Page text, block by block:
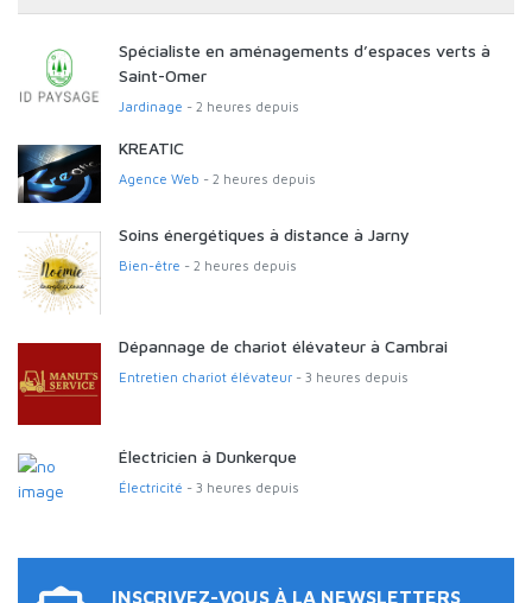
Spécialiste en aménagements d’espaces verts à
Saint-Omer
Jardinage - 2 heures depuis
KREATIC
Agence Web - 2 heures depuis
Soins énergétiques à distance à Jarny
Bien-être - 2 heures depuis
Dépannage de chariot élévateur à Cambrai
Entretien chariot élévateur- 3 heures depuis
Électricien à Dunkerque
Électricité - 3 heures depuis
INSCRIVEZ-VOUS À LA NEWSLETTERS